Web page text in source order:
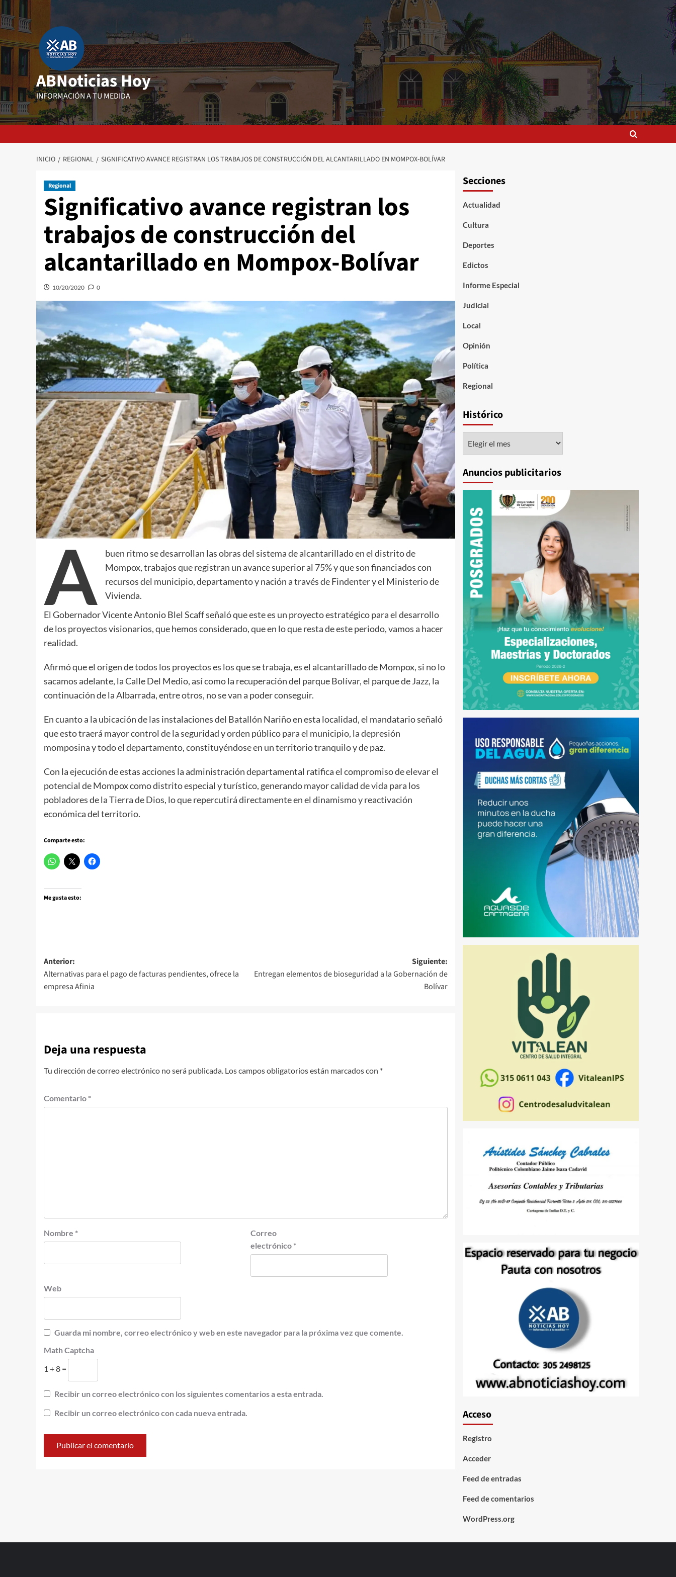
al
contenido
ABNoticias Hoy
INFORMACIÓN A TU MEDIDA
INICIO REGIONAL SIGNIFICATIVO AVANCE REGISTRAN LOS TRABAJOS DE CONSTRUCCIÓN DEL ALCANTARILLADO EN MOMPOX-BOLÍVAR
Regional
Significativo avance registran los
trabajos de construcción del
alcantarillado en Mompox-Bolívar
10/20/2020 0
A
buen ritmo se desarrollan las obras del sistema de alcantarillado en el distrito de
Mompox, trabajos que registran un avance superior al 75% y que son financiados con
recursos del municipio, departamento y nación a través de Findenter y el Ministerio de
Vivienda.
El Gobernador Vicente Antonio Blel Scaff señaló que este es un proyecto estratégico para el desarrollo
de los proyectos visionarios, que hemos considerado, que en lo que resta de este periodo, vamos a hacer
realidad.
Afirmó que el origen de todos los proyectos es los que se trabaja, es el alcantarillado de Mompox, si no lo
sacamos adelante, la Calle Del Medio, así como la recuperación del parque Bolívar, el parque de Jazz, la
continuación de la Albarrada, entre otros, no se van a poder conseguir.
En cuanto a la ubicación de las instalaciones del Batallón Nariño en esta localidad, el mandatario señaló
que esto traerá mayor control de la seguridad y orden público para el municipio, la depresión
momposina y todo el departamento, constituyéndose en un territorio tranquilo y de paz.
Con la ejecución de estas acciones la administración departamental ratifica el compromiso de elevar el
potencial de Mompox como distrito especial y turístico, generando mayor calidad de vida para los
pobladores de la Tierra de Dios, lo que repercutirá directamente en el dinamismo y reactivación
económica del territorio.
Comparte esto:
Me gusta esto:
Navegación
de
entradas
Anterior:
Alternativas para el pago de facturas pendientes, ofrece la
empresa Afinia
Siguiente:
Entregan elementos de bioseguridad a la Gobernación de
Bolívar
Deja una respuesta
Tu dirección de correo electrónico no será publicada. Los campos obligatorios están marcados con *
Comentario *
Nombre *
Correo
electrónico *
Web
Guarda mi nombre, correo electrónico y web en este navegador para la próxima vez que comente.
Math Captcha
1 + 8 =
Recibir un correo electrónico con los siguientes comentarios a esta entrada.
Recibir un correo electrónico con cada nueva entrada.
Secciones
Actualidad
Cultura
Deportes
Edictos
Informe Especial
Judicial
Local
Opinión
Política
Regional
Histórico
Anuncios publicitarios
Acceso
Registro
Acceder
Feed de entradas
Feed de comentarios
WordPress.org